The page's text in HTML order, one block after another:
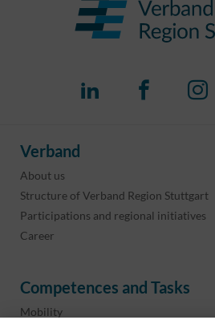
Verband
About us
Structure of Verband Region Stuttgart
Participations and regional initiatives
Career
Competences and Tasks
Mobility